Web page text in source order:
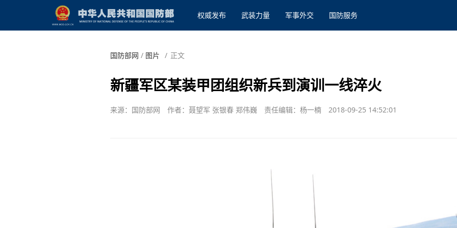
权威发布 武装力量 军事外交 国防服务
国防部网 / 图片 / 正文
新疆军区某装甲团组织新兵到演训一线淬火
来源：国防部网 作者：聂望军 张银春 郑伟巍 责任编辑：杨一楠 2018-09-25 14:52:01